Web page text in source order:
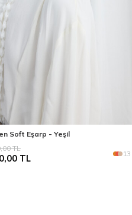
Soft Eşarp - Yeşil
TL
TL